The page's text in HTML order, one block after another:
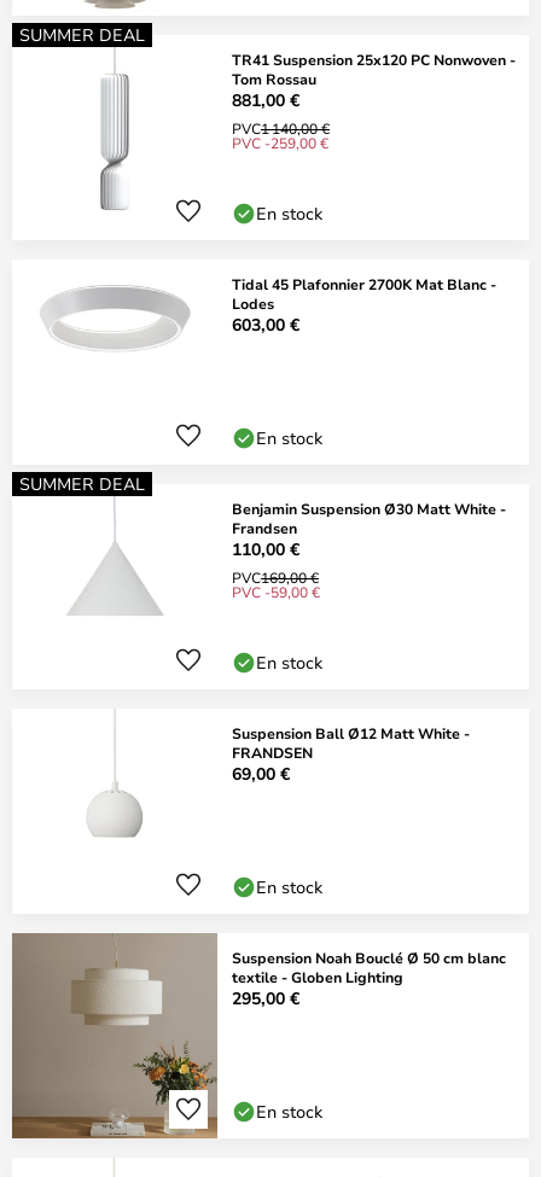
SUMMER DEAL
TR41 Suspension 25x120 PC Nonwoven -
Tom Rossau
881,00 €
PVC1 140,00 €
PVC -259,00 €
En stock
Tidal 45 Plafonnier 2700K Mat Blanc -
Lodes
603,00 €
En stock
SUMMER DEAL
Benjamin Suspension Ø30 Matt White -
Frandsen
110,00 €
PVC169,00 €
PVC -59,00 €
En stock
Suspension Ball Ø12 Matt White -
FRANDSEN
69,00 €
En stock
Suspension Noah Bouclé Ø 50 cm blanc
textile - Globen Lighting
295,00 €
En stock